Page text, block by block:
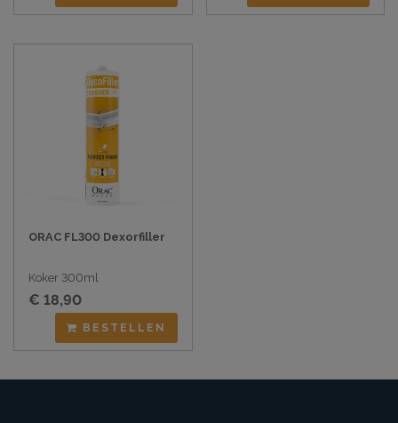
ORAC FL300 Dexorfiller
Koker 300ml
€ 18,90
BESTELLEN